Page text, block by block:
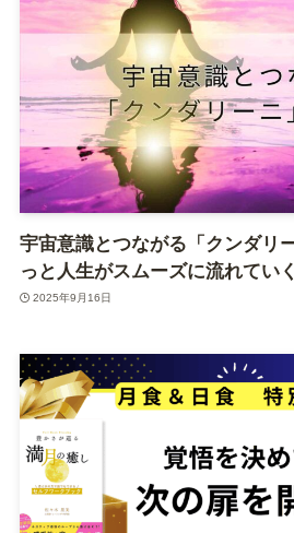
宇宙意識とつながる「クンダリ
っと人生がスムーズに流れていく
2025年9月16日